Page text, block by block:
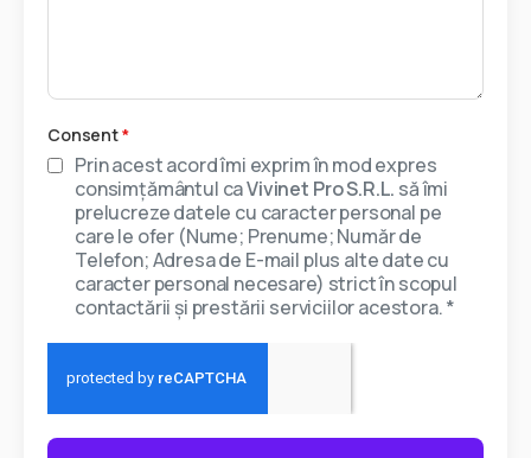
Consent*
Prin acest acord îmi exprim în mod expres
consimțământul caVivinet Pro S.R.L. să îmi
prelucreze datele cu caracter personal pe
care le ofer (Nume; Prenume; Număr de
Telefon; Adresa de E-mail plus alte date cu
caracter personal necesare) strict în scopul
contactării și prestării serviciilor acestora. *